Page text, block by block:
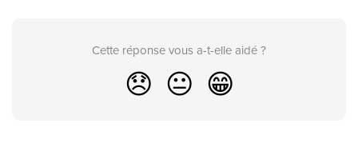
Cette réponse vous a-t-elle aidé ?
😞 😐 😁